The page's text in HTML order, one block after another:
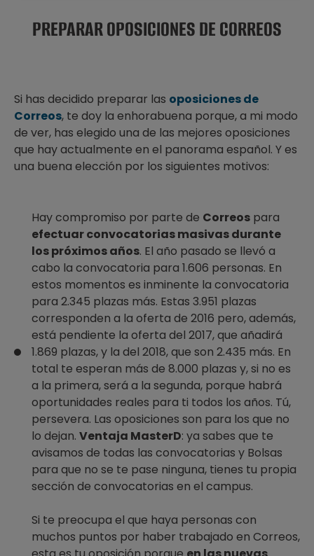
PREPARAR OPOSICIONES DE CORREOS
Si has decidido preparar las oposiciones de
Correos, te doy la enhorabuena porque, a mi modo
de ver, has elegido una de las mejores oposiciones
que hay actualmente en el panorama español. Y es
una buena elección por los siguientes motivos:
Hay compromiso por parte de Correos para
efectuar convocatorias masivas durante
los próximos años. El año pasado se llevó a
cabo la convocatoria para 1.606 personas. En
estos momentos es inminente la convocatoria
para 2.345 plazas más. Estas 3.951 plazas
corresponden a la oferta de 2016 pero, además,
está pendiente la oferta del 2017, que añadirá
1.869 plazas, y la del 2018, que son 2.435 más. En
total te esperan más de 8.000 plazas y, si no es
a la primera, será a la segunda, porque habrá
oportunidades reales para ti todos los años. Tú,
persevera. Las oposiciones son para los que no
lo dejan. Ventaja MasterD: ya sabes que te
avisamos de todas las convocatorias y Bolsas
para que no se te pase ninguna, tienes tu propia
sección de convocatorias en el campus.
Si te preocupa el que haya personas con
muchos puntos por haber trabajado en Correos,